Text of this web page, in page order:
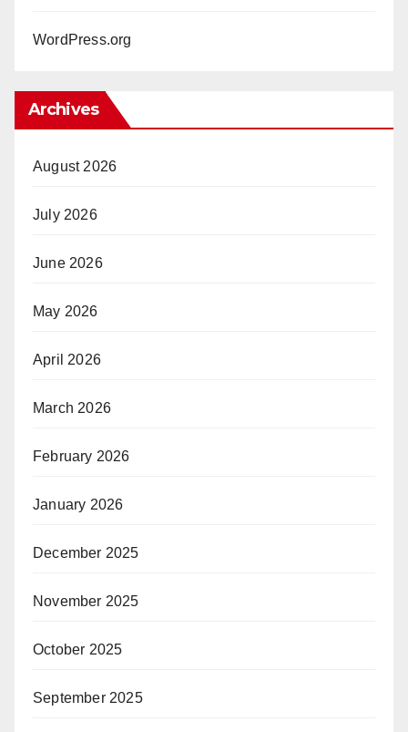
WordPress.org
Archives
August 2026
July 2026
June 2026
May 2026
April 2026
March 2026
February 2026
January 2026
December 2025
November 2025
October 2025
September 2025